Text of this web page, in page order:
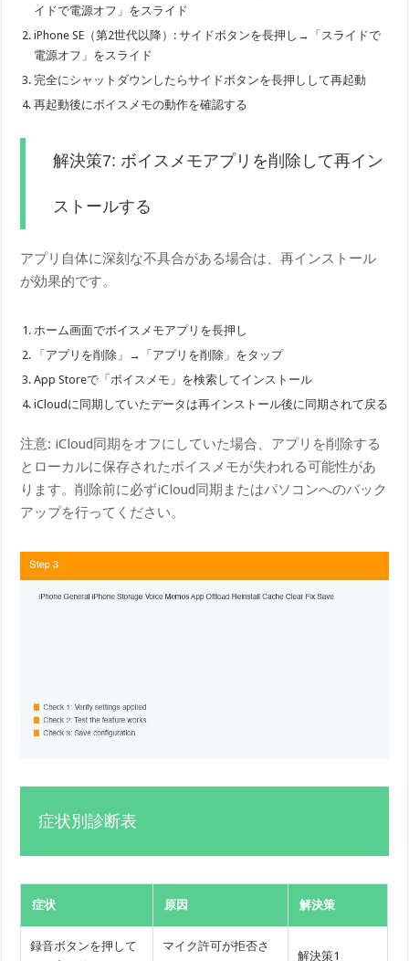
イドで電源オフ」をスライド
iPhone SE（第2世代以降）: サイドボタンを長押し→「スライドで
電源オフ」をスライド
完全にシャットダウンしたらサイドボタンを長押しして再起動
再起動後にボイスメモの動作を確認する
解決策7: ボイスメモアプリを削除して再イン
ストールする
アプリ自体に深刻な不具合がある場合は、再インストール
が効果的です。
ホーム画面でボイスメモアプリを長押し
「アプリを削除」→「アプリを削除」をタップ
App Storeで「ボイスメモ」を検索してインストール
iCloudに同期していたデータは再インストール後に同期されて戻る
注意: iCloud同期をオフにしていた場合、アプリを削除する
とローカルに保存されたボイスメモが失われる可能性があ
ります。削除前に必ずiCloud同期またはパソコンへのバック
アップを行ってください。
症状別診断表
症状 原因 解決策
録音ボタンを押して
マイク許可が拒否さ
解決策1